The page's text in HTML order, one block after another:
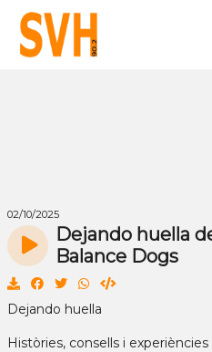
02/10/2025
Dejando huella
Balance Dogs
Dejando huella
Històries, consells i